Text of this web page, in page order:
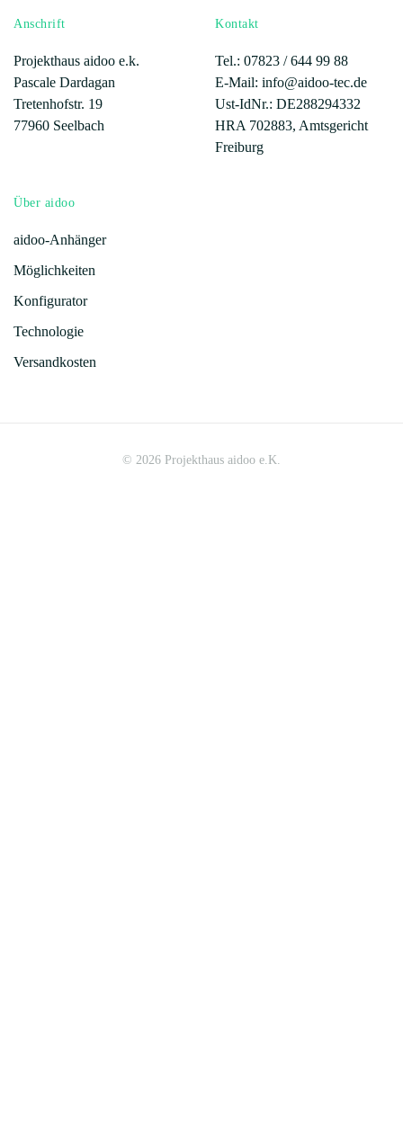
Anschrift
Projekthaus aidoo e.k.
Pascale Dardagan
Tretenhofstr. 19
77960 Seelbach
Kontakt
Tel.: 07823 /644 99 88
E-Mail: info@aidoo-tec.de
Ust-IdNr.: DE288294332
HRA 702883, Amtsgericht
Freiburg
Über aidoo
aidoo-Anhänger
Möglichkeiten
Konfigurator
Technologie
Versandkosten
© 2026 Projekthaus aidoo e.K.